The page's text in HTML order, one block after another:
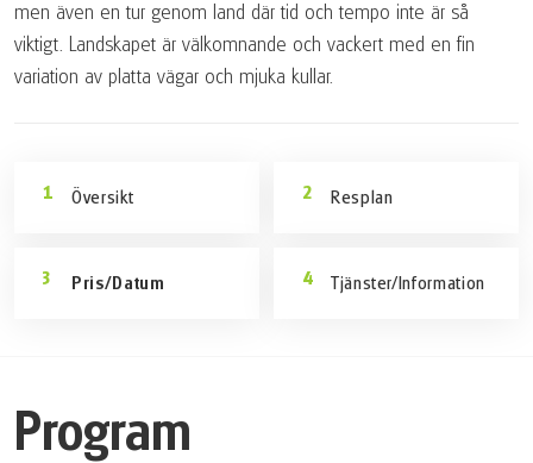
men även en tur genom land där tid och tempo inte är så
viktigt. Landskapet är välkomnande och vackert med en fin
variation av platta vägar och mjuka kullar.
Översikt Resplan
Pris/Datum Tjänster/Information
Program